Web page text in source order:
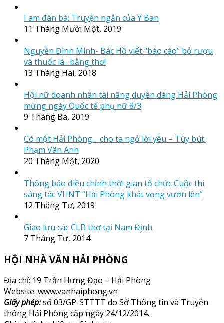
I am đàn bà: Truyện ngắn của Y Ban
11 Tháng Mười Một, 2019
Nguyễn Đình Minh- Bác Hồ viết “báo cáo” bỏ rượu
và thuốc lá…bằng thơ!
13 Tháng Hai, 2018
Hội nữ doanh nhân tài năng duyên dáng Hải Phòng
mừng ngày Quốc tế phụ nữ 8/3
9 Tháng Ba, 2019
Có một Hải Phòng… cho ta ngỏ lời yêu – Tùy bút:
Phạm Vân Anh
20 Tháng Một, 2020
Thông báo điều chỉnh thời gian tổ chức Cuộc thi
sáng tác VHNT “Hải Phòng khát vọng vươn lên”
12 Tháng Tư, 2019
Giao lưu các CLB thơ tại Nam Định
7 Tháng Tư, 2014
HỘI NHÀ VĂN HẢI PHÒNG
Địa chỉ: 19 Trần Hưng Đạo – Hải Phòng
Website: www.vanhaiphong.vn
Giấy phép:số 03/GP-STTTT do Sở Thông tin và Truyền
thông Hải Phòng cấp ngày 24/12/2014.